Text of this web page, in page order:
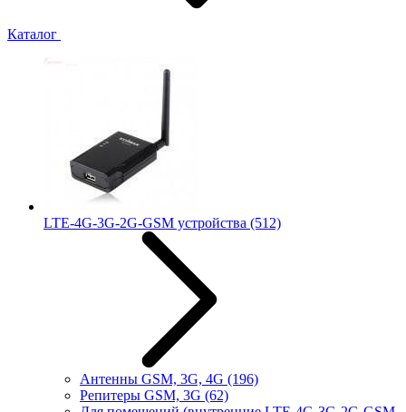
Каталог
LTE-4G-3G-2G-GSM устройства (512)
Антенны GSM, 3G, 4G (196)
Репитеры GSM, 3G (62)